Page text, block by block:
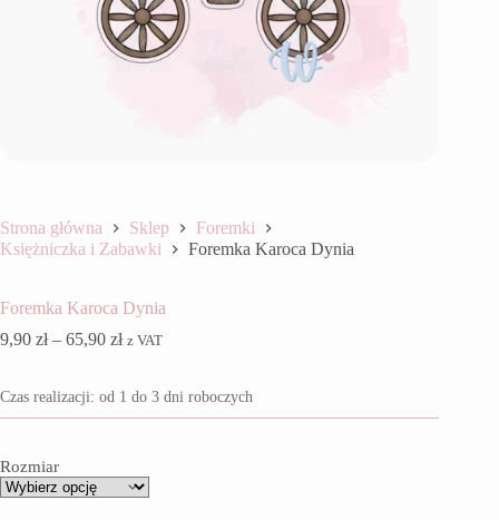
Strona główna Sklep
Foremki
Księżniczka i Zabawki
Foremka Karoca Dynia
Foremka Karoca Dynia
9,90 zł – 65,90 złZakres
9,90 zł
do
z VAT
Czas realizacji: od 1 do 3 dni roboczych
Rozmiar